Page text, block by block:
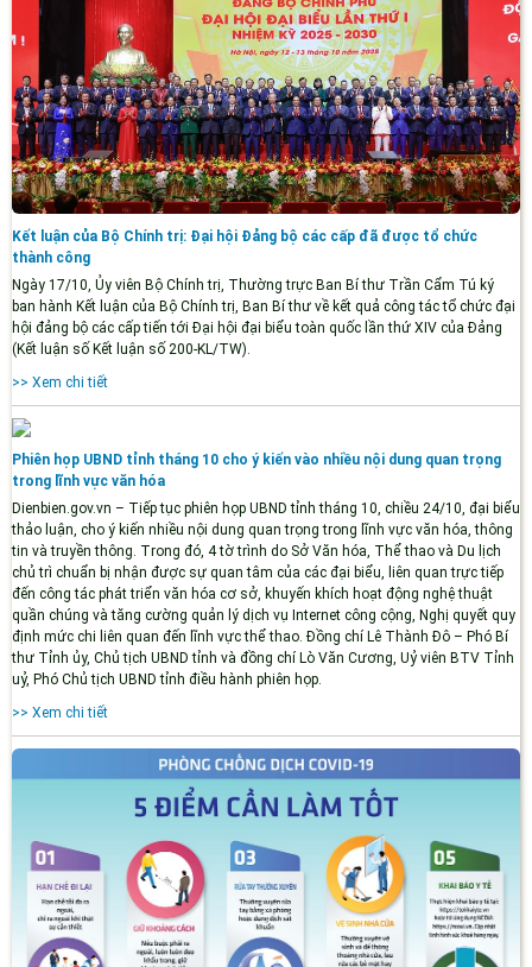
Kết luận của Bộ Chính trị: Đại hội Đảng bộ các cấp đã được tổ chức
thành công
Ngày 17/10, Ủy viên Bộ Chính trị, Thường trực Ban Bí thư Trần Cẩm Tú ký
ban hành Kết luận của Bộ Chính trị, Ban Bí thư về kết quả công tác tổ chức đại
hội đảng bộ các cấp tiến tới Đại hội đại biểu toàn quốc lần thứ XIV của Đảng
(Kết luận số Kết luận số 200-KL/TW).
>> Xem chi tiết
Phiên họp UBND tỉnh tháng 10 cho ý kiến vào nhiều nội dung quan trọng
trong lĩnh vực văn hóa
Dienbien.gov.vn – Tiếp tục phiên họp UBND tỉnh tháng 10, chiều 24/10, đại biểu
thảo luận, cho ý kiến nhiều nội dung quan trọng trong lĩnh vực văn hóa, thông
tin và truyền thông. Trong đó, 4 tờ trình do Sở Văn hóa, Thể thao và Du lịch
chủ trì chuẩn bị nhận được sự quan tâm của các đại biểu, liên quan trực tiếp
đến công tác phát triển văn hóa cơ sở, khuyến khích hoạt động nghệ thuật
quần chúng và tăng cường quản lý dịch vụ Internet công cộng, Nghị quyết quy
định mức chi liên quan đến lĩnh vực thể thao. Đồng chí Lê Thành Đô – Phó Bí
thư Tỉnh ủy, Chủ tịch UBND tỉnh và đồng chí Lò Văn Cương, Uỷ viên BTV Tỉnh
uỷ, Phó Chủ tịch UBND tỉnh điều hành phiên họp.
>> Xem chi tiết